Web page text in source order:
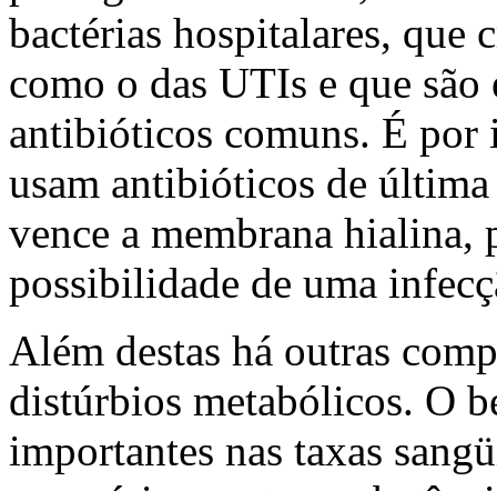
bactérias hospitalares, que
como o das UTIs e que são
antibióticos comuns. É por
usam antibióticos de
vence a membrana hialina,
possibilidade de uma
Além destas há outras
distúrbios metabólicos. O
importantes nas taxas